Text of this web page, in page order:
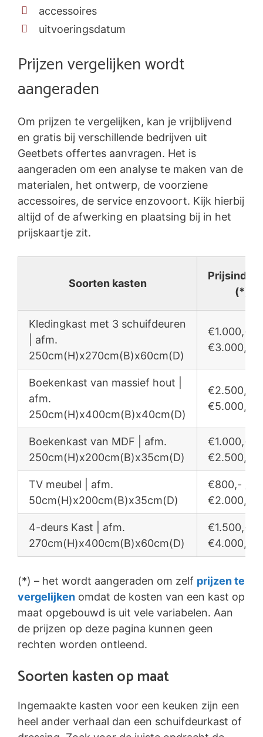
accessoires
uitvoeringsdatum
Prijzen vergelijken wordt
aangeraden
Om prijzen te vergelijken, kan je vrijblijvend
en gratis bij verschillende bedrijven uit
Geetbets offertes aanvragen. Het is
aangeraden om een analyse te maken van de
materialen, het ontwerp, de voorziene
accessoires, de service enzovoort. Kijk hierbij
altijd of de afwerking en plaatsing bij in het
prijskaartje zit.
Soorten kasten
(*)
Kledingkast met 3 schuifdeuren
| afm.
250cm(H)x270cm(B)x60cm(D)
€1.000,- /
€3.000,-
Boekenkast van massief hout |
afm.
250cm(H)x400cm(B)x40cm(D)
€2.500,- /
€5.000,-
Boekenkast van MDF | afm.
250cm(H)x200cm(B)x35cm(D)
€1.000,- /
€2.500,-
TV meubel | afm.
50cm(H)x200cm(B)x35cm(D)
€800,- /
€2.000,-
4-deurs Kast | afm.
270cm(H)x400cm(B)x60cm(D)
€1.500,- /
€4.000,-
(*) – het wordt aangeraden om zelf prijzen te
vergelijken omdat de kosten van een kast op
maat opgebouwd is uit vele variabelen. Aan
de prijzen op deze pagina kunnen geen
rechten worden ontleend.
Soorten kasten op maat
Ingemaakte kasten voor een keuken zijn een
heel ander verhaal dan een schuifdeurkast of